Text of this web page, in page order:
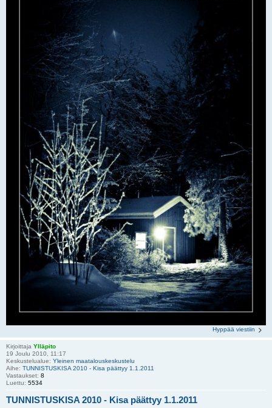
Hyppää viestiin
Kirjoittaja Ylläpito
19 Joulu 2010, 11:17
Keskustelualue: Yleinen maatalouskeskustelu
Aihe: TUNNISTUSKISA 2010 - Kisa päättyy 1.1.2011
Vastaukset: 8
Luettu: 5534
TUNNISTUSKISA 2010 - Kisa päättyy 1.1.2011